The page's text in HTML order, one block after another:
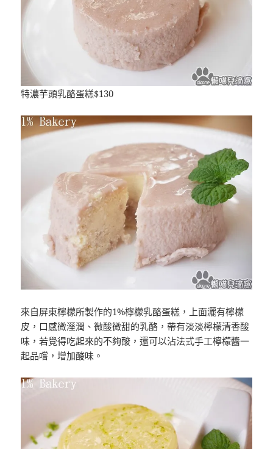
特濃芋頭乳酪蛋糕$130
來自屏東檸檬所製作的1%檸檬乳酪蛋糕，上面灑有檸檬
皮，口感微溼潤、微酸微甜的乳酪，帶有淡淡檸檬清香酸
味，若覺得吃起來的不夠酸，還可以沾法式手工檸檬醬一
起品嚐，增加酸味。